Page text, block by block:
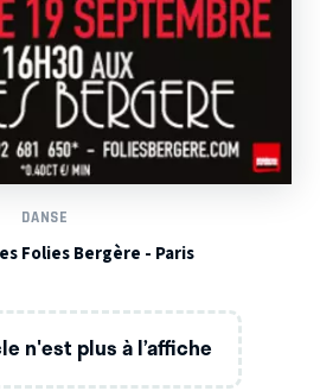
DANSE
Folies Bergère - Paris
n'est plus à l’affiche